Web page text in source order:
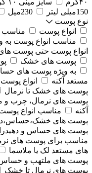
۴۰گرم
سایز مینی ۱۰ گرم
150میلی لیتر
230میل
نوع پوست
انواع پوست
مناسب
مناسب انواع پوست
انواع پوست حتی پوست
پوست های خشک
به ویژه پوست های
مستعد آکنه
انواع
پوست های خشک تا نرمال
پوست های نرمال، چرب و
آکنه
مناسب انواع
پوست های
پوست های حساس و
مناسب برای پوست های
های مستعد لک یا ملاسما
پوست های ملتهب و
پوست های نرمال تا خشک